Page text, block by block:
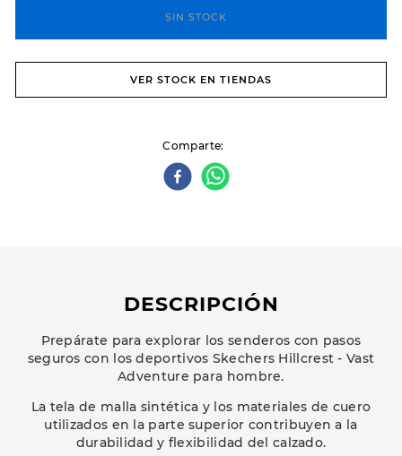
SIN STOCK
VER STOCK EN TIENDAS
Comparte
DESCRIPCIÓN
Prepárate para explorar los senderos con pasos
seguros con los deportivos Skechers Hillcrest - Vast
Adventure para hombre.
La tela de malla sintética y los materiales de cuero
utilizados en la parte superior contribuyen a la
durabilidad y flexibilidad del calzado.